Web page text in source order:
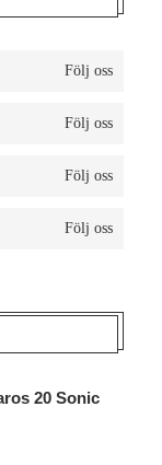
Följ oss
Följ oss
Följ oss
Följ oss
20 Sonic